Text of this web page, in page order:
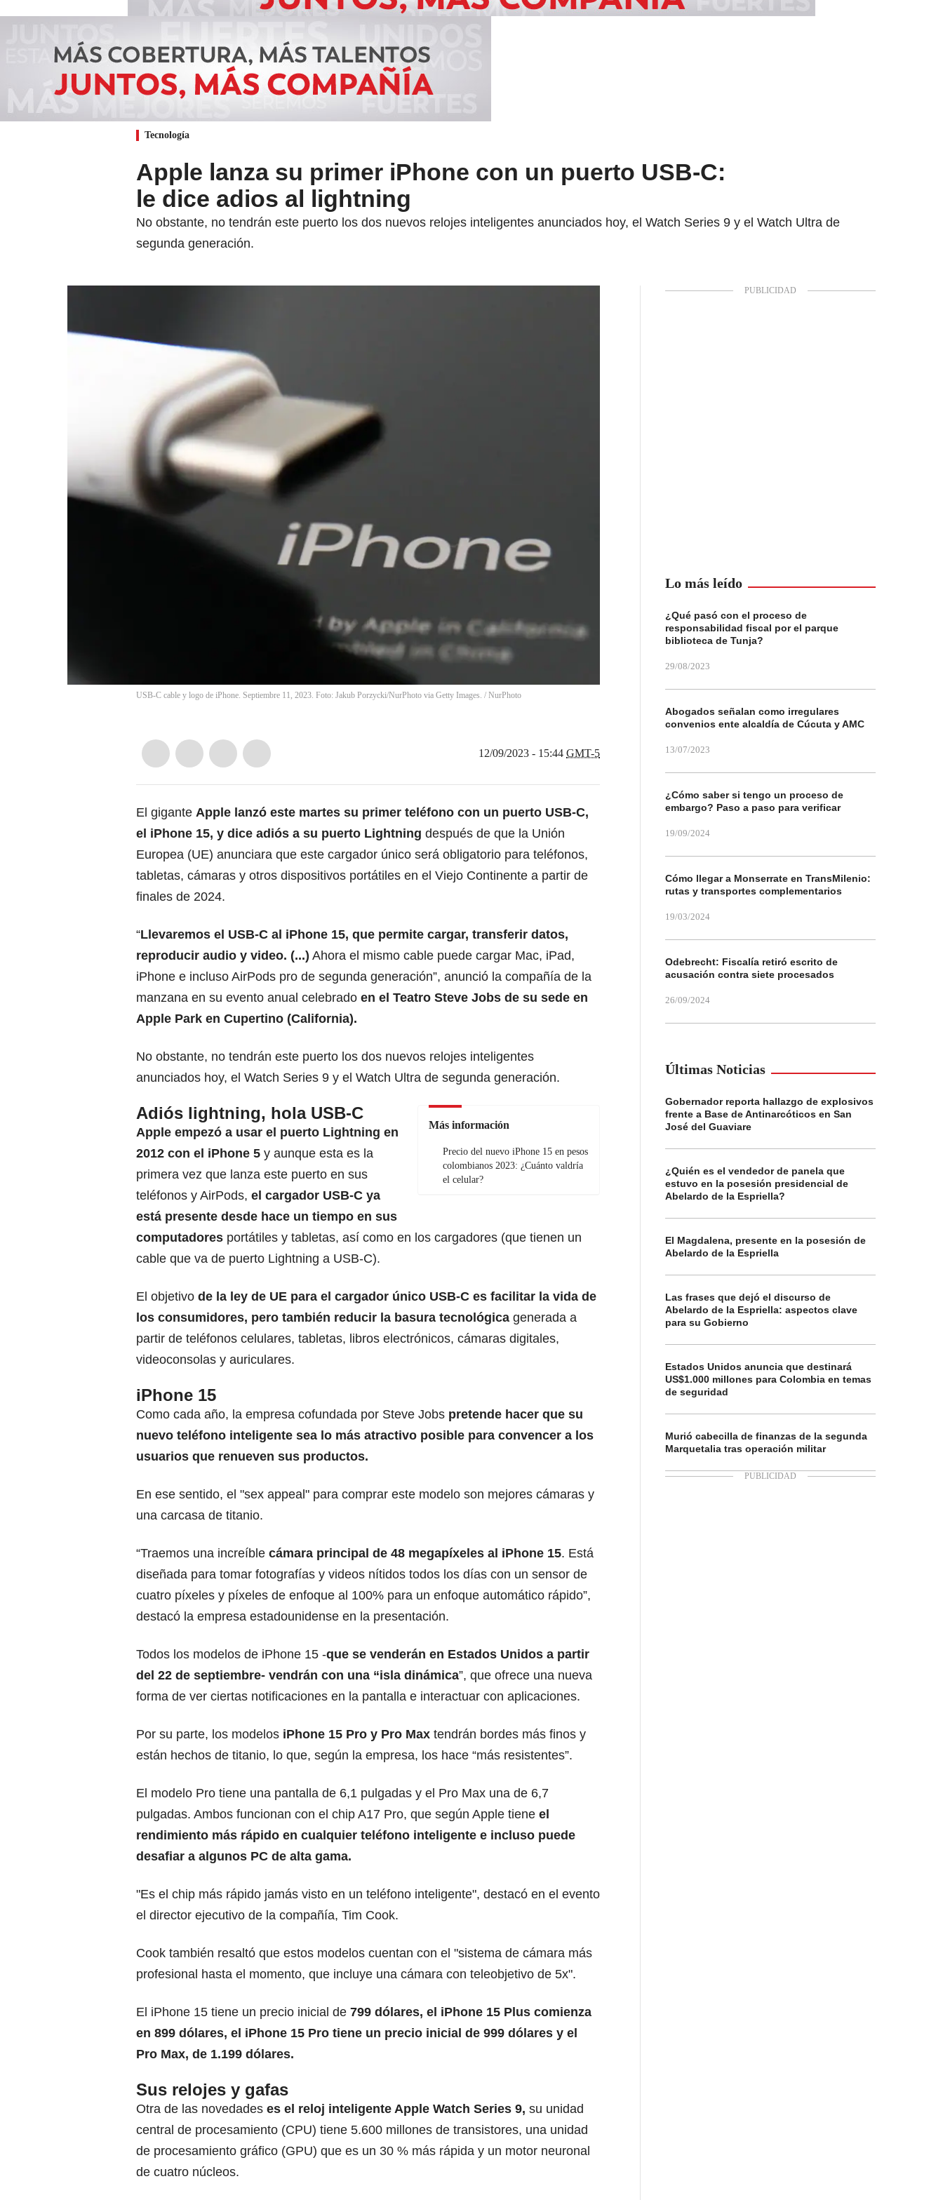
Tecnología
Apple lanza su primer iPhone con un puerto USB-C:
le dice adios al lightning
No obstante, no tendrán este puerto los dos nuevos relojes inteligentes anunciados hoy, el Watch Series 9 y el Watch Ultra de
segunda generación.
USB-C cable y logo de iPhone. Septiembre 11, 2023. Foto: Jakub Porzycki/NurPhoto via Getty Images. / NurPhoto
12/09/2023 - 15:44 GMT-5
El gigante Apple lanzó este martes su primer teléfono con un puerto USB-C,
el iPhone 15, y dice adiós a su puerto Lightning después de que la Unión
Europea (UE) anunciara que este cargador único será obligatorio para teléfonos,
tabletas, cámaras y otros dispositivos portátiles en el Viejo Continente a partir de
finales de 2024.
“Llevaremos el USB-C al iPhone 15, que permite cargar, transferir datos,
reproducir audio y video. (...) Ahora el mismo cable puede cargar Mac, iPad,
iPhone e incluso AirPods pro de segunda generación”, anunció la compañía de la
manzana en su evento anual celebrado en el Teatro Steve Jobs de su sede en
Apple Park en Cupertino (California).
No obstante, no tendrán este puerto los dos nuevos relojes inteligentes
anunciados hoy, el Watch Series 9 y el Watch Ultra de segunda generación.
Más información
Precio del nuevo iPhone 15 en pesos
colombianos 2023: ¿Cuánto valdría
el celular?
Adiós lightning, hola USB-C
Apple empezó a usar el puerto Lightning en
2012 con el iPhone 5 y aunque esta es la
primera vez que lanza este puerto en sus
teléfonos y AirPods, el cargador USB-C ya
está presente desde hace un tiempo en sus
computadores portátiles y tabletas, así como en los cargadores (que tienen un
cable que va de puerto Lightning a USB-C).
El objetivo de la ley de UE para el cargador único USB-C es facilitar la vida de
los consumidores, pero también reducir la basura tecnológica generada a
partir de teléfonos celulares, tabletas, libros electrónicos, cámaras digitales,
videoconsolas y auriculares.
iPhone 15
Como cada año, la empresa cofundada por Steve Jobs pretende hacer que su
nuevo teléfono inteligente sea lo más atractivo posible para convencer a los
usuarios que renueven sus productos.
En ese sentido, el "sex appeal" para comprar este modelo son mejores cámaras y
una carcasa de titanio.
“Traemos una increíble cámara principal de 48 megapíxeles al iPhone 15. Está
diseñada para tomar fotografías y videos nítidos todos los días con un sensor de
cuatro píxeles y píxeles de enfoque al 100% para un enfoque automático rápido”,
destacó la empresa estadounidense en la presentación.
Todos los modelos de iPhone 15 -que se venderán en Estados Unidos a partir
del 22 de septiembre- vendrán con una “isla dinámica”, que ofrece una nueva
forma de ver ciertas notificaciones en la pantalla e interactuar con aplicaciones.
Por su parte, los modelos iPhone 15 Pro y Pro Max tendrán bordes más finos y
están hechos de titanio, lo que, según la empresa, los hace “más resistentes”.
El modelo Pro tiene una pantalla de 6,1 pulgadas y el Pro Max una de 6,7
pulgadas. Ambos funcionan con el chip A17 Pro, que según Apple tiene el
rendimiento más rápido en cualquier teléfono inteligente e incluso puede
desafiar a algunos PC de alta gama.
"Es el chip más rápido jamás visto en un teléfono inteligente", destacó en el evento
el director ejecutivo de la compañía, Tim Cook.
Cook también resaltó que estos modelos cuentan con el "sistema de cámara más
profesional hasta el momento, que incluye una cámara con teleobjetivo de 5x".
El iPhone 15 tiene un precio inicial de 799 dólares, el iPhone 15 Plus comienza
en 899 dólares, el iPhone 15 Pro tiene un precio inicial de 999 dólares y el
Pro Max, de 1.199 dólares.
Sus relojes y gafas
Otra de las novedades es el reloj inteligente Apple Watch Series 9, su unidad
central de procesamiento (CPU) tiene 5.600 millones de transistores, una unidad
de procesamiento gráfico (GPU) que es un 30 % más rápida y un motor neuronal
de cuatro núcleos.
Lo más leído
¿Qué pasó con el proceso de
responsabilidad fiscal por el parque
biblioteca de Tunja?
29/08/2023
Abogados señalan como irregulares
convenios ente alcaldía de Cúcuta y AMC
13/07/2023
¿Cómo saber si tengo un proceso de
embargo? Paso a paso para verificar
19/09/2024
Cómo llegar a Monserrate en TransMilenio:
rutas y transportes complementarios
19/03/2024
Odebrecht: Fiscalía retiró escrito de
acusación contra siete procesados
26/09/2024
Últimas Noticias
Gobernador reporta hallazgo de explosivos
frente a Base de Antinarcóticos en San
José del Guaviare
¿Quién es el vendedor de panela que
estuvo en la posesión presidencial de
Abelardo de la Espriella?
El Magdalena, presente en la posesión de
Abelardo de la Espriella
Las frases que dejó el discurso de
Abelardo de la Espriella: aspectos clave
para su Gobierno
Estados Unidos anuncia que destinará
US$1.000 millones para Colombia en temas
de seguridad
Murió cabecilla de finanzas de la segunda
Marquetalia tras operación militar